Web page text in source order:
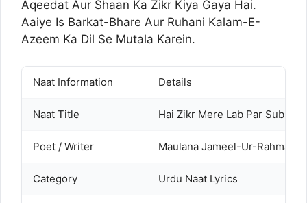
Aqeedat Aur Shaan Ka Zikr Kiya Gaya Hai.
Aaiye Is Barkat-Bhare Aur Ruhani Kalam-E-
Azeem Ka Dil Se Mutala Karein.
Naat Information Details
Naat Title Hai Zikr Mere Lab Par Subh-
Poet / Writer Maulana Jameel-Ur-Rahman
Category Urdu Naat Lyrics